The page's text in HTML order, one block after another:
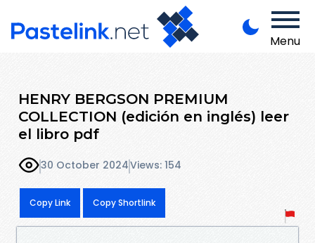
Menu
HENRY BERGSON PREMIUM
COLLECTION (edición en inglés) leer
el libro pdf
30 October 2024Views: 154
Copy Link Copy Shortlink